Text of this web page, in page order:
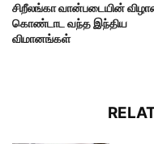
சிறீலங்கா வான்படையின்
கொண்டாட வந்த இந்திய
விமானங்கள்